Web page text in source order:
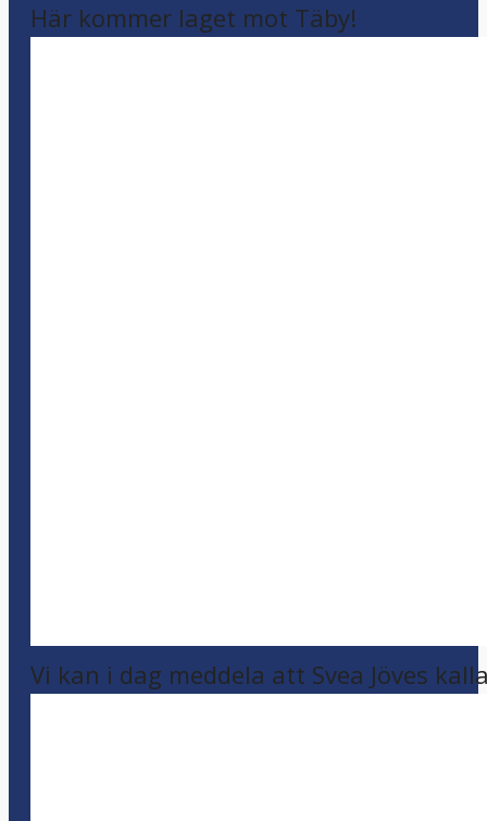
Här kommer laget mot Täby!
Vi kan i dag meddela att Svea Jöves